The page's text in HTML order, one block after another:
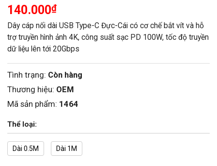
140.000₫
Dây cáp nối dài USB Type-C Đực-Cái có cơ chế bắt vít và hỗ
trợ truyền hình ảnh 4K, công suất sạc PD 100W, tốc độ truyền
dữ liệu lên tới 20Gbps
Tình trạng: Còn hàng
Thương hiệu: OEM
Mã sản phẩm: 1464
Thể loại:
Dài 0.5M Dài 1M